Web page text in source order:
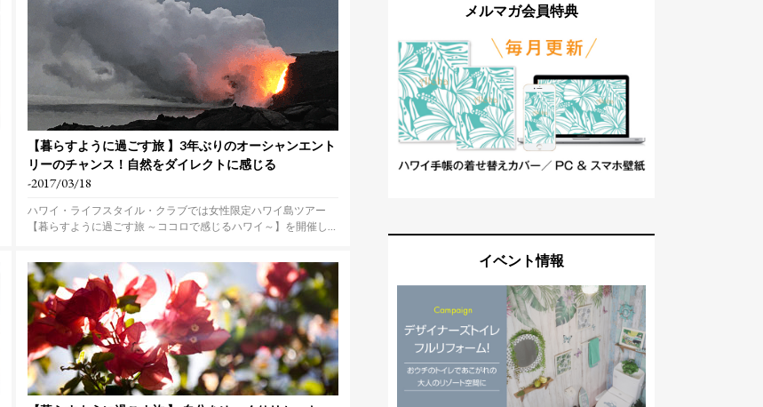
【暮らすように過ごす旅 】3年ぶりのオーシャンエント
リーのチャンス！自然をダイレクトに感じる
-2017/03/18
ハワイ・ライフスタイル・クラブでは女性限定ハワイ島ツアー
【暮らすように過ごす旅 ～ココロで感じるハワイ～】を開催し
メルマガ会員特典
イベント情報